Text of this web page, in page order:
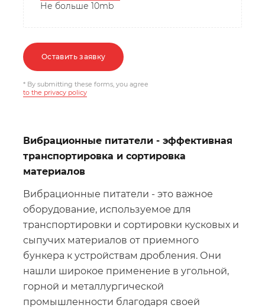
Не больше 10mb
Оставить заявку
* By submitting these forms, you agree
to the privacy policy
Вибрационные питатели - эффективная
транспортировка и сортировка
материалов
Вибрационные питатели - это важное
оборудование, используемое для
транспортировки и сортировки кусковых и
сыпучих материалов от приемного
бункера к устройствам дробления. Они
нашли широкое применение в угольной,
горной и металлургической
промышленности благодаря своей